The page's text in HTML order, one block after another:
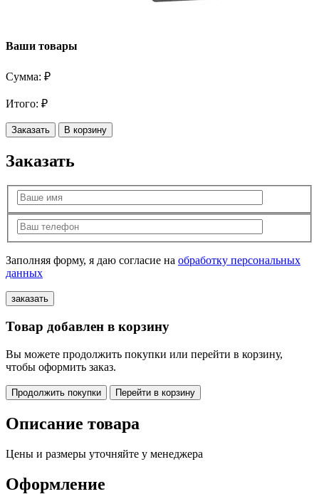
Ваши товары
Сумма: ₽
Итого: ₽
Заказать В корзину
Заказать
Заполняя форму, я даю согласие на обработку персональных
данных
Товар добавлен в корзину
Вы можете продолжить покупки или перейти в корзину,
чтобы оформить заказ.
Продолжить покупки Перейти в корзину
Описание товара
Цены и размеры уточняйте у менеджера
Оформление